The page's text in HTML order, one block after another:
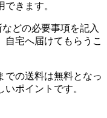
きます。
どの必要事項を記入
自宅へ届けてもらうこ
での送料は無料となっ
ポイントです。